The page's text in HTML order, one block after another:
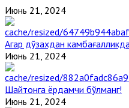
Июнь 21, 2024
Агар дўзахдан
Июнь 21, 2024
Шайтонга ёрдамчи бўлманг!
Июнь 21, 2024